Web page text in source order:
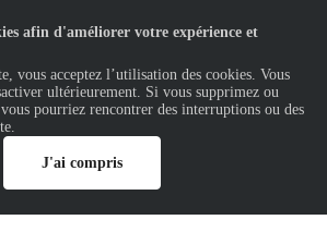
afin d'améliorer votre expérience et
vous acceptez l’utilisation des cookies. Vous
ultérieurement. Si vous supprimez ou
pourriez rencontrer des interruptions ou des
J'ai compris